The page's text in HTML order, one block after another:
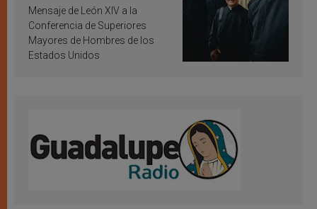
inspiración y santificación
Mensaje de León XIV a la
Conferencia de Superiores
Mayores de Hombres de los
Estados Unidos